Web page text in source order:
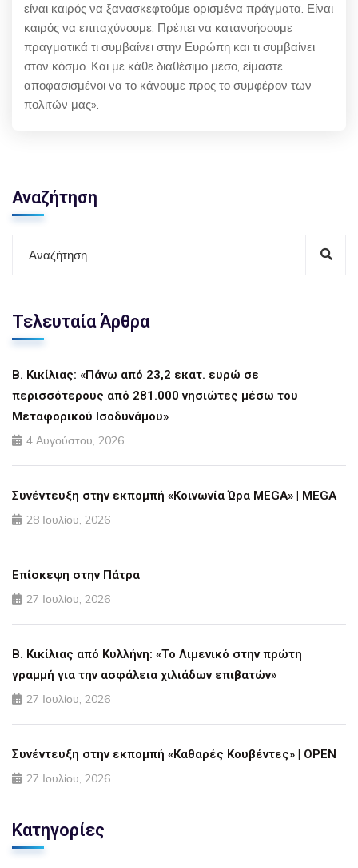
είναι καιρός να ξανασκεφτούμε ορισμένα πράγματα. Είναι
καιρός να επιταχύνουμε. Πρέπει να κατανοήσουμε
πραγματικά τι συμβαίνει στην Ευρώπη και τι συμβαίνει
στον κόσμο. Και με κάθε διαθέσιμο μέσο, είμαστε
αποφασισμένοι να το κάνουμε προς το συμφέρον των
πολιτών μας».
Αναζήτηση
Τελευταία Άρθρα
Β. Κικίλιας: «Πάνω από 23,2 εκατ. ευρώ σε
περισσότερους από 281.000 νησιώτες μέσω του
Μεταφορικού Ισοδυνάμου»
4 Αυγούστου, 2026
Συνέντευξη στην εκπομπή «Κοινωνία Ώρα MEGA» | MEGA
28 Ιουλίου, 2026
Επίσκεψη στην Πάτρα
27 Ιουλίου, 2026
Β. Κικίλιας από Κυλλήνη: «Το Λιμενικό στην πρώτη
γραμμή για την ασφάλεια χιλιάδων επιβατών»
27 Ιουλίου, 2026
Συνέντευξη στην εκπομπή «Καθαρές Κουβέντες» | OPEN
27 Ιουλίου, 2026
Κατηγορίες